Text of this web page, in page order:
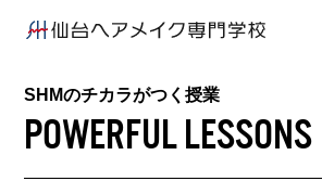
SHMのチカラがつく授業
POWERFUL LESSONS